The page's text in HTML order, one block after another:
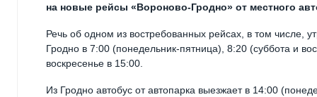
на новые рейсы «Вороново-Гродно» от местного
Речь об одном из востребованных рейсах, в том числе,
Гродно в 7:00 (понедельник-пятница), 8:20 (суббота и
воскресенье в 15:00.
Из Гродно автобус от автопарка выезжает в 14:00